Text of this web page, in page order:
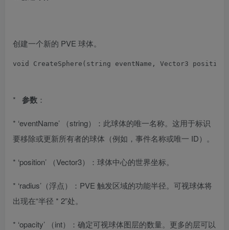
创建一个新的 PVE 球体。
void CreateSphere ( string eventName , Vector3 position
* 参数 ：
* ‘eventName’ （string）：此球体的唯一名称。这用于标识
要移除或更新所有者的球体（例如，事件名称或唯一 ID）。
* ‘position’ （Vector3）：球体中心的世界坐标。
* ‘radius’（浮点）：PVE 触发区域的功能半径。可视球体将
出现在“半径 * 2”处。
* ‘opacity’ （int）：确定可视球体图层的数量。更多的层可以